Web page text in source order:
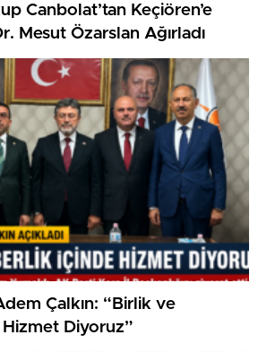
Canbolat’tan Keçiören’e
Mesut Özarslan Ağırladı
Çalkın: “Birlik ve
Diyoruz”